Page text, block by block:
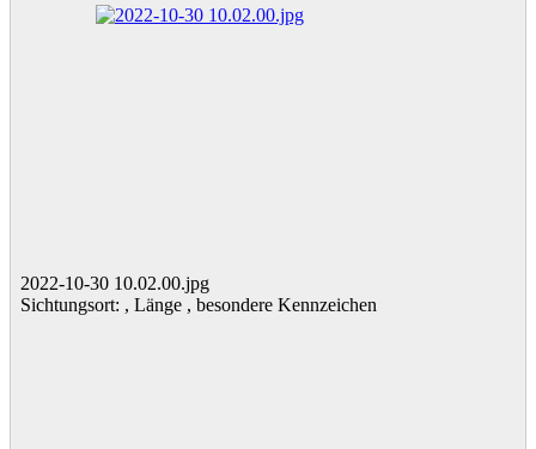
2022-10-30 10.02.00.jpg
Sichtungsort: , Länge , besondere Kennzeichen